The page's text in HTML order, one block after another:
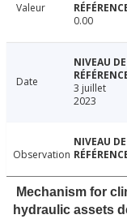
Valeur
0.00
Date
3 juillet
2023
Observation
Mechanism for
hydraulic assets